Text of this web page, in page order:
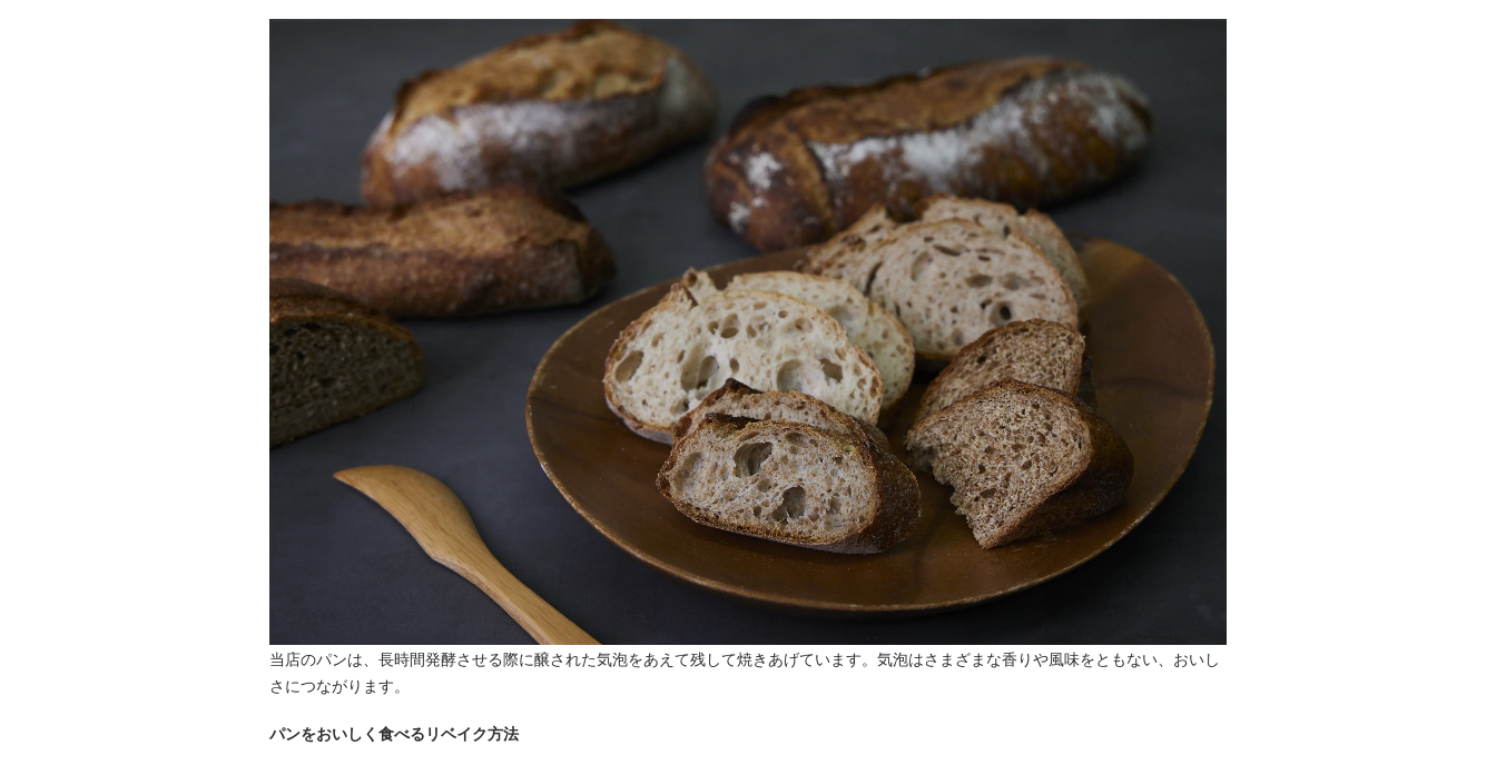
当店のパンは、長時間発酵させる際に醸された気泡をあえて残して焼きあげています。気泡はさまざまな香りや風味をともない、おいし
さにつながります。
パンをおいしく食べるリベイク方法